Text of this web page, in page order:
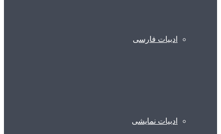
ادبیات فارسی
ادبیات نمایشی